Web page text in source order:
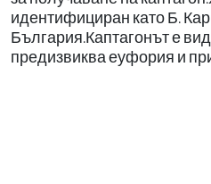
идентифициран като Б.
България.Каптагонът е
предизвиква еуфория и